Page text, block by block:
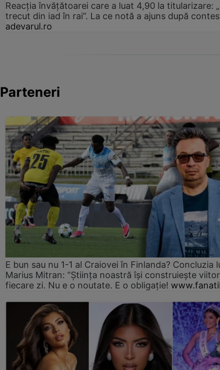
Reacția învățătoarei care a luat 4,90 la titularizare:
trecut din iad în rai”. La ce notă a ajuns după
adevarul.ro
Parteneri
E bun sau nu 1-1 al Craiovei în Finlanda? Concluzia
Marius Mitran: “Știința noastră își construiește
fiecare zi. Nu e o noutate. E o obligație!